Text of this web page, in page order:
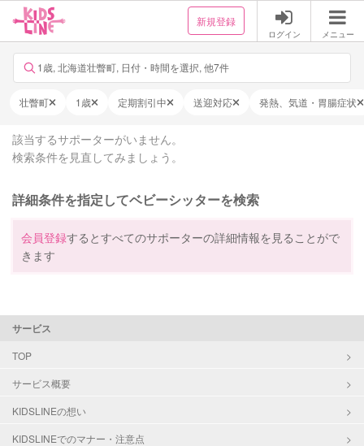
新規登録
ログイン メニュー
1歳, 北海道壮瞥町, 日付・時間を選択, 他7件
壮瞥町 1歳 定期割引中 送迎対応 発熱、気道・胃腸症状
該当するサポーターがいません。
検索条件を見直してみましょう。
詳細条件を指定してベビーシッターを検索
会員登録するとすべてのサポーターの詳細情報を見ることがで
きます
サービス
TOP
サービス概要
KIDSLINEの想い
KIDSLINEでのマナー・注意点